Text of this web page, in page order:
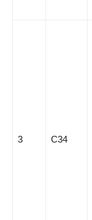
3 C34